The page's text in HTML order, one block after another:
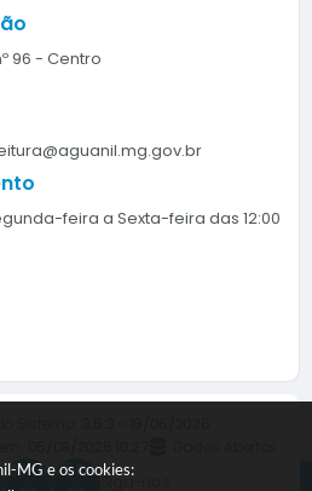
MG e os cookies:
96 - Centro
feira a Sexta-feira das 12:00
Siga-nos